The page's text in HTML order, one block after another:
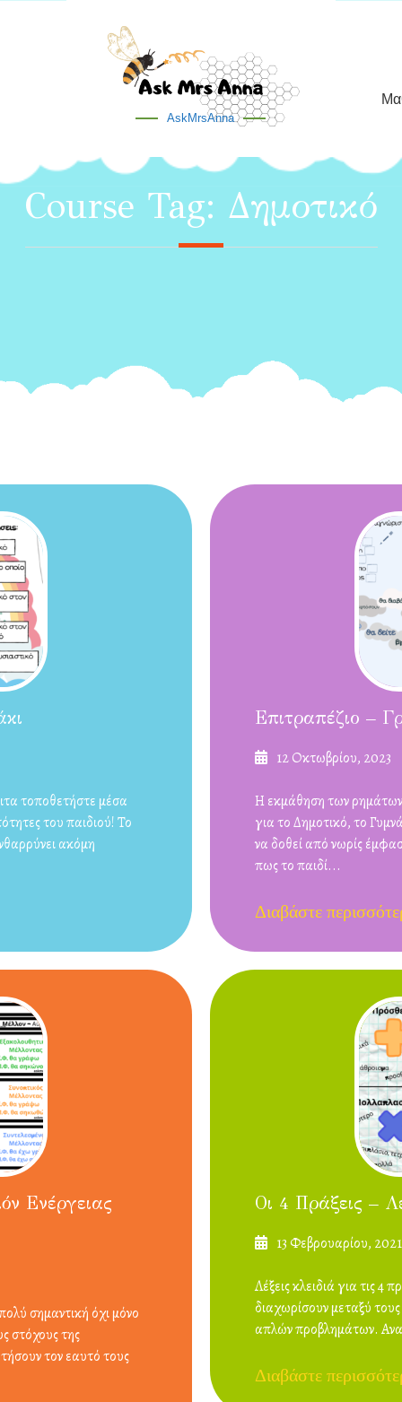
AskMrsAnna
Course Tag: Δημοτικό
τοποθετήστε μέσα
του παιδιού! Το
ακόμη
Επιτραπέζιο –
Δημοσιεύτηκε
12 Οκτωβρίου, 2023
Η εκμάθηση των ρημάτων
για το Δημοτικό, το
να δοθεί από νωρίς
πως το παιδί...
Διαβάστε
Ενέργειας
σημαντική όχι μόνο
στόχους της
τον εαυτό τους
Οι 4 Πράξεις –
Δημοσιεύτηκε
13 Φεβρουαρίου, 2021
Λέξεις κλειδιά για τις 4
διαχωρίσουν μεταξύ
απλών προβλημάτων.
Διαβάστε